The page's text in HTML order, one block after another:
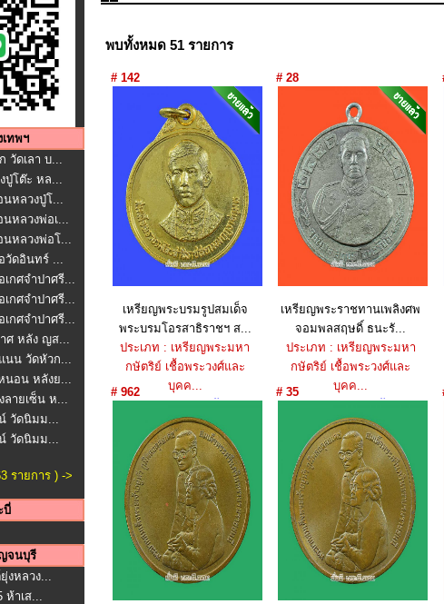
เทพฯ
วัดเลา บ...
ปู่โต๊ะ หล...
นหลวงปู่โ...
นหลวงพ่อเ...
นหลวงพ่อโ...
วัดอินทร์ ...
กศจำปาศรี...
กศจำปาศรี...
กศจำปาศรี...
ศ หลัง ญส...
นน วัดหัวก...
นอน หลังย...
ลายเซ็น ห...
วัดนิมม...
วัดนิมม...
รายการ ) ->
บี่
จนบุรี
งหลวง...
ห้าเส...
พบทั้งหมด 51 รายการ
# 142
เหรียญพระบรมรูปสมเด็จ
พระบรมโอรสาธิราชฯ ส...
ประเภท : เหรียญพระมหา
กษัตริย์ เชื้อพระวงศ์และ
บุคค...
ราคา : ขายแล้ว
# 28
เหรียญพระราชทานเพลิงศพ
จอมพลสฤษดิ์ ธนะรั...
ประเภท : เหรียญพระมหา
กษัตริย์ เชื้อพระวงศ์และ
บุคค...
ราคา : ขายแล้ว
# 962 # 35